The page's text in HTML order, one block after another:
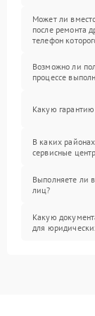
Может ли
после ремонта
телефон
Возможно ли
процессе
Какую
В каких
сервисные
Выполняете ли
лиц?
Какую
для